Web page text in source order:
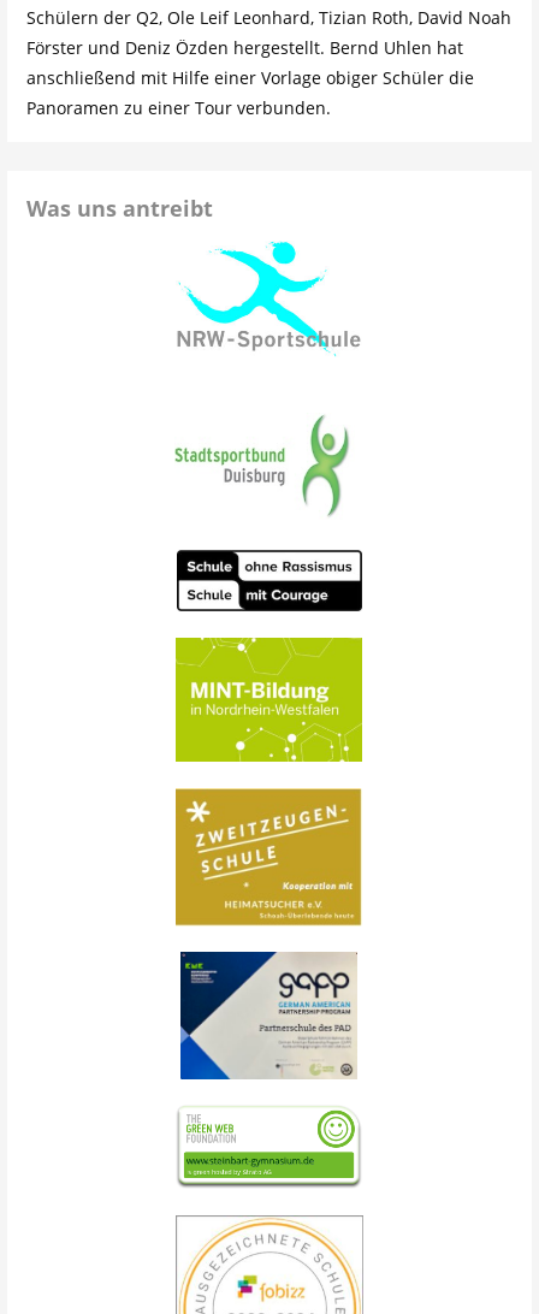
Schülern der Q2, Ole Leif Leonhard, Tizian Roth, David Noah
Förster und Deniz Özden hergestellt. Bernd Uhlen hat
anschließend mit Hilfe einer Vorlage obiger Schüler die
Panoramen zu einer Tour verbunden.
Was uns antreibt